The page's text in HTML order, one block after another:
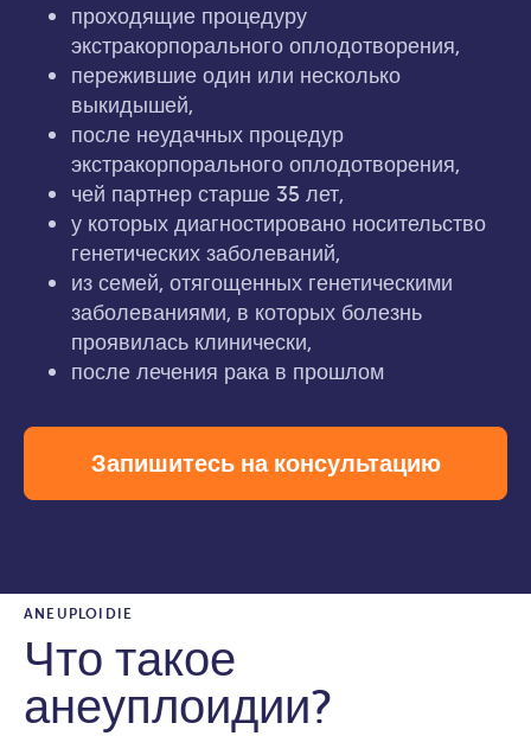
проходящие процедуру
экстракорпорального оплодотворения,
пережившие один или несколько
выкидышей,
после неудачных процедур
экстракорпорального оплодотворения,
чей партнер старше 35 лет,
у которых диагностировано носительство
генетических заболеваний,
из семей, отягощенных генетическими
заболеваниями, в которых болезнь
проявилась клинически,
после лечения рака в прошлом
Запишитесь на консультацию
ANEUPLOIDIE
Что такое
анеуплоидии?